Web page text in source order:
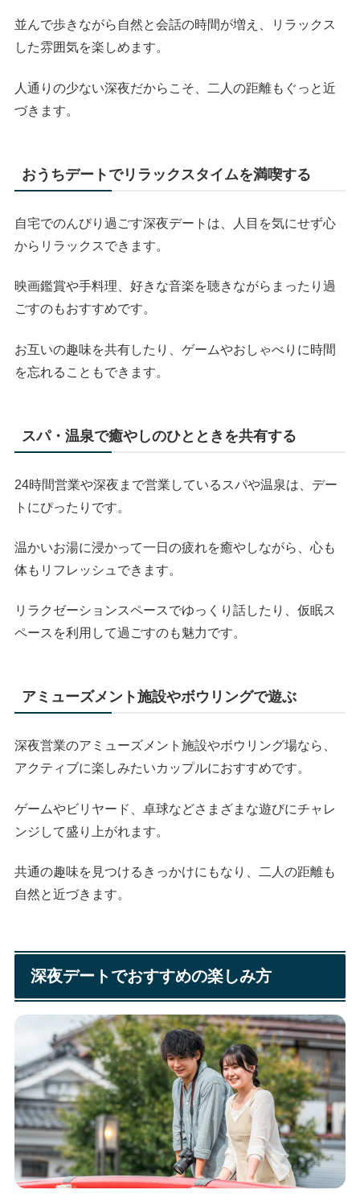
並んで歩きながら自然と会話の時間が増え、リラックス
した雰囲気を楽しめます。
人通りの少ない深夜だからこそ、二人の距離もぐっと近
づきます。
おうちデートでリラックスタイムを満喫する
自宅でのんびり過ごす深夜デートは、人目を気にせず心
からリラックスできます。
映画鑑賞や手料理、好きな音楽を聴きながらまったり過
ごすのもおすすめです。
お互いの趣味を共有したり、ゲームやおしゃべりに時間
を忘れることもできます。
スパ・温泉で癒やしのひとときを共有する
24時間営業や深夜まで営業しているスパや温泉は、デー
トにぴったりです。
温かいお湯に浸かって一日の疲れを癒やしながら、心も
体もリフレッシュできます。
リラクゼーションスペースでゆっくり話したり、仮眠ス
ペースを利用して過ごすのも魅力です。
アミューズメント施設やボウリングで遊ぶ
深夜営業のアミューズメント施設やボウリング場なら、
アクティブに楽しみたいカップルにおすすめです。
ゲームやビリヤード、卓球などさまざまな遊びにチャレ
ンジして盛り上がれます。
共通の趣味を見つけるきっかけにもなり、二人の距離も
自然と近づきます。
深夜デートでおすすめの楽しみ方